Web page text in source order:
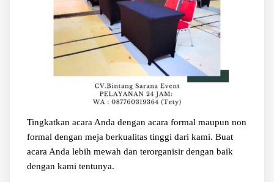
Tingkatkan acara Anda dengan acara formal maupun non
formal dengan meja berkualitas tinggi dari kami. Buat
acara Anda lebih mewah dan terorganisir dengan baik
dengan kami tentunya.